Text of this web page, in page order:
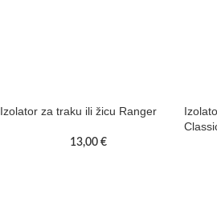
Izolator za traku ili žicu Ranger
13,00 €